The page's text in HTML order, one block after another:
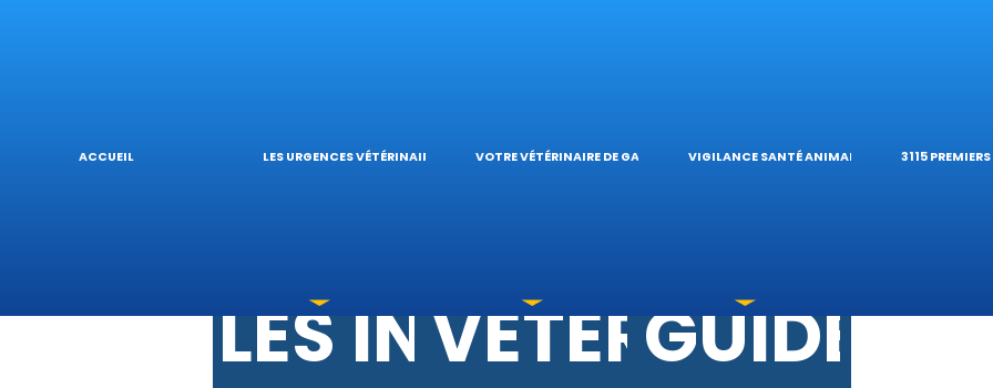
ACCUEIL LES URGENCES VÉTÉRINAIRES
URGENCES
LES INTOXICATIONS
VOTRE VÉTÉRINAIRE DE GARDE
L’HÔPITAL
VÉTÉRINAIRES
VIGILANCE SANTÉ ANIMALE
GUIDES
3115